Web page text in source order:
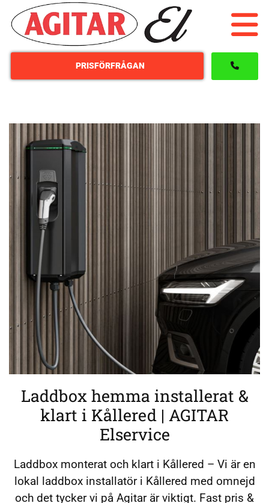
PRISFÖRFRÅGAN
Laddbox hemma installerat &
klart i Kållered | AGITAR
Elservice
Laddbox monterat och klart i Kållered – Vi är en
lokal laddbox installatör i Kållered med omnejd
och det tycker vi på Agitar är viktigt. Fast pris &